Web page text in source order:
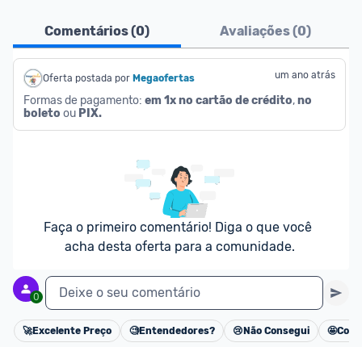
Comentários (0) Avaliações (0)
Oferta postada por Megaofertas um ano atrás
Formas de pagamento: em 1x no cartão de crédito, no
boleto ou PIX.
Faça o primeiro comentário! Diga o que você
acha desta oferta para a comunidade.
0 Deixe o seu comentário
Cancelar
🚀Excelente Preço 🧐Entendedores? 😢 Não Consegui 🤩